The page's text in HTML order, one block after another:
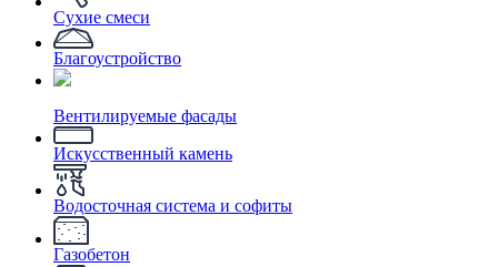
Сухие смеси
Благоустройство
Вентилируемые фасады
Искусственный камень
Водосточная система и софиты
Газобетон